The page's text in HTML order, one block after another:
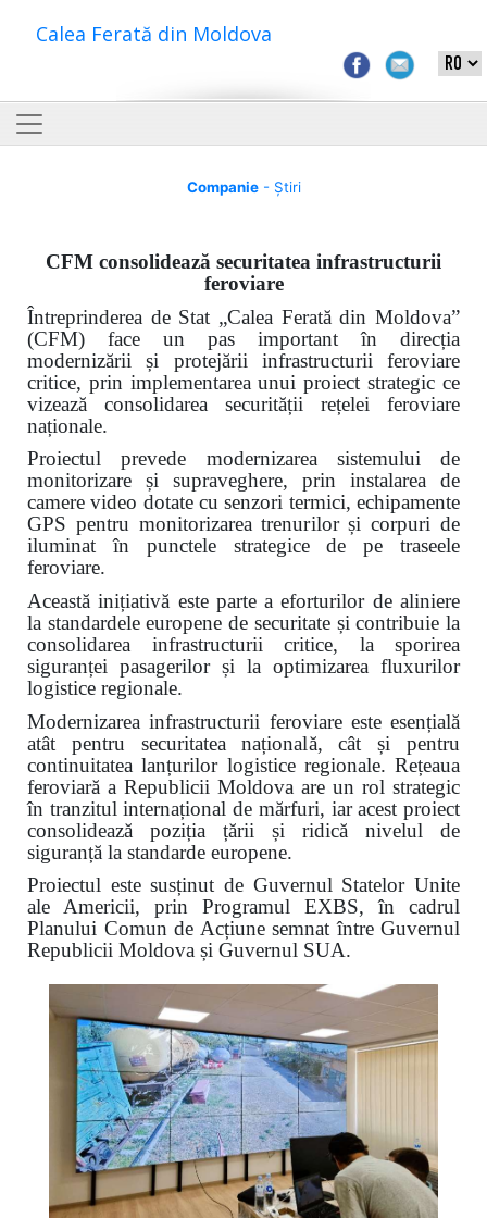
Calea Ferată din Moldova
Companie- Știri
CFM consolidează securitatea infrastructurii
feroviare
Întreprinderea de Stat „Calea Ferată din Moldova”
(CFM) face un pas important în direcția
modernizării și protejării infrastructurii feroviare
critice, prin implementarea unui proiect strategic ce
vizează consolidarea securității rețelei feroviare
naționale.
Proiectul prevede modernizarea sistemului de
monitorizare și supraveghere, prin instalarea de
camere video dotate cu senzori termici, echipamente
GPS pentru monitorizarea trenurilor și corpuri de
iluminat în punctele strategice de pe traseele
feroviare.
Această inițiativă este parte a eforturilor de aliniere
la standardele europene de securitate și contribuie la
consolidarea infrastructurii critice, la sporirea
siguranței pasagerilor și la optimizarea fluxurilor
logistice regionale.
Modernizarea infrastructurii feroviare este esențială
atât pentru securitatea națională, cât și pentru
continuitatea lanțurilor logistice regionale. Rețeaua
feroviară a Republicii Moldova are un rol strategic
în tranzitul internațional de mărfuri, iar acest proiect
consolidează poziția țării și ridică nivelul de
siguranță la standarde europene.
Proiectul este susținut de Guvernul Statelor Unite
ale Americii, prin Programul EXBS, în cadrul
Planului Comun de Acțiune semnat între Guvernul
Republicii Moldova și Guvernul SUA.